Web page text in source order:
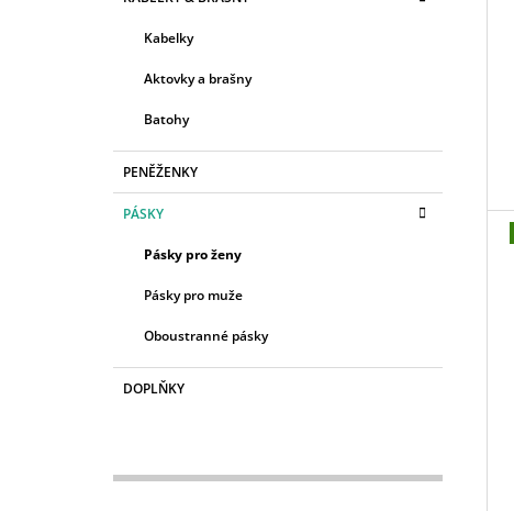
kategorie
E
Kabelky
Aktovky a brašny
Batohy
PENĚŽENKY
PÁSKY
Pásky pro ženy
Pásky pro muže
Oboustranné pásky
DOPLŇKY
T